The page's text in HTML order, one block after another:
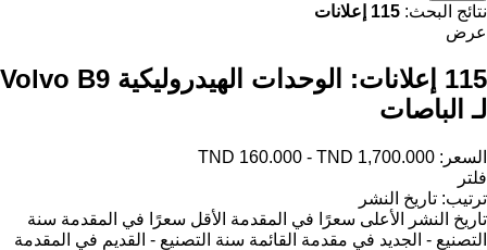
نتائج البحث: 115 إعلانات
عرض
115 إعلانات:
الوحدات الهيدروليكية Volvo B9
لـ الباصات
السعر: TND 160.000 - TND 1,700.000
فلتر
ترتيب: تاريخ النشر
تاريخ النشر
الأعلى سعرًا في المقدمة الأقل سعرًا في المقدمة سنة
التصنيع - الجديد في مقدمة القائمة سنة التصنيع - القديم في المقدمة